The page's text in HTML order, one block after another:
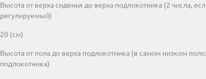
Высота от верха сиденья до верха подлокотника (2 числа,
регулируемый)
20 (см)
Высота от пола до верха подлокотника (в самом низком
подлокотника)